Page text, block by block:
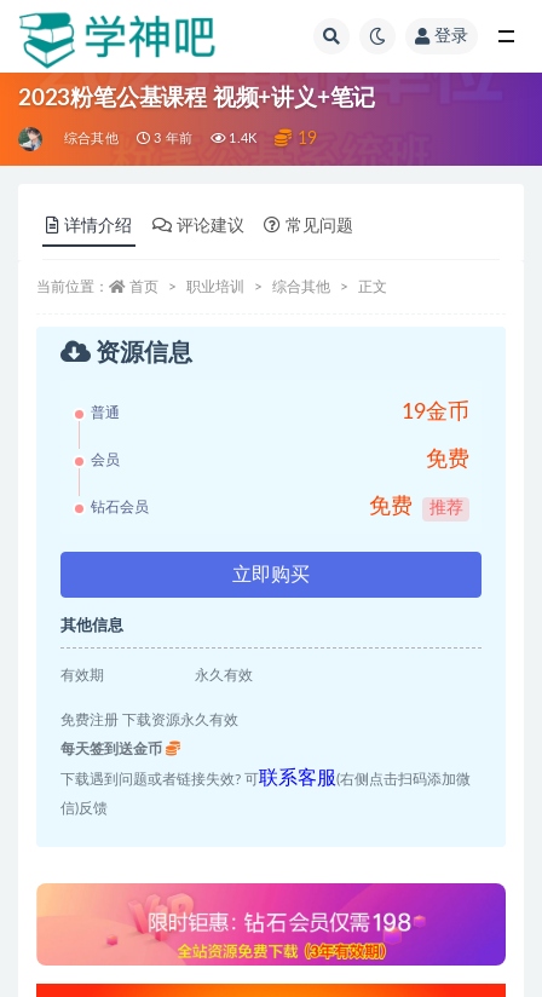
登录
2023粉笔公基课程 视频+讲义+笔记
综合其他 3 年前 1.4K 19
详情介绍 评论建议 常见问题
当前位置： 首页 职业培训 综合其他 正文
资源信息
普通 19金币
会员 免费
钻石会员 免费 推荐
立即购买
其他信息
有效期 永久有效
免费注册 下载资源永久有效
每天签到送金币
下载遇到问题或者链接失效? 可 联系客服(右侧点击扫码添加微
信)反馈